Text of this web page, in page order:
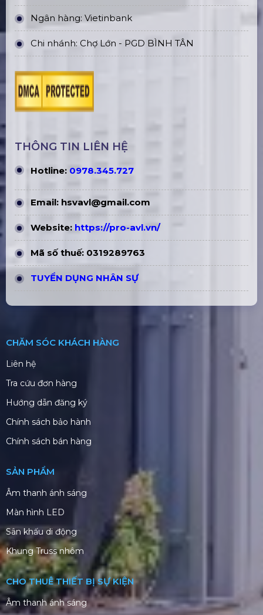
Ngân hàng: Vietinbank
Chi nhánh: Chợ Lớn - PGD BÌNH TÂN
THÔNG TIN LIÊN HỆ
Hotline: 0978.345.727
Email: hsvavl@gmail.com
Website: https://pro-avl.vn/
Mã số thuế: 0319289763
TUYỂN DỤNG NHÂN SỰ
CHĂM SÓC KHÁCH HÀNG
Liên hệ
Tra cứu đơn hàng
Hướng dẫn đăng ký
Chính sách bảo hành
Chính sách bán hàng
SẢN PHẨM
Âm thanh ánh sáng
Màn hình LED
Sân khấu di động
Khung Truss nhôm
CHO THUÊ THIẾT BỊ SỰ KIỆN
Âm thanh ánh sáng